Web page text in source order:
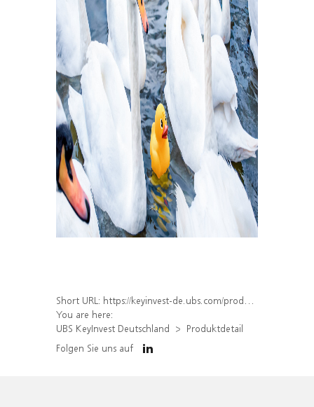
Short URL: https://keyinvest-de.ubs.com/produkt/detail/index/isin/DE000WA37H36
You are here:
UBS KeyInvest Deutschland
Produktdetail
Folgen Sie uns auf